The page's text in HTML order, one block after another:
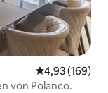
4,93 (169)
von Polanco.